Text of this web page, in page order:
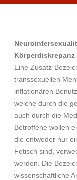
Körperdiskrepanz
Eine Zusatz-
transsexuellen
inflationären
welche durch die
auch durch die
Betroffene wollen
die entweder nur
Fetisch sind,
werden. Die
wissenschaftliche